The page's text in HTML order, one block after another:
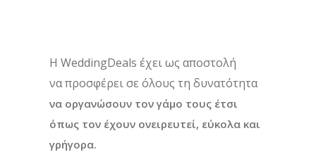
H WeddingDeals έχει ως αποστολή
να προσφέρει σε όλους τη δυνατότητα
να οργανώσουν τον γάμο τους έτσι
όπως τον έχουν ονειρευτεί, εύκολα και
γρήγορα.